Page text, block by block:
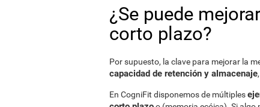
¿Se puede
corto plazo?
Por supuesto, la clave para mejorar la
capacidad de retención y almacenaje
En CogniFit disponemos de múltiples